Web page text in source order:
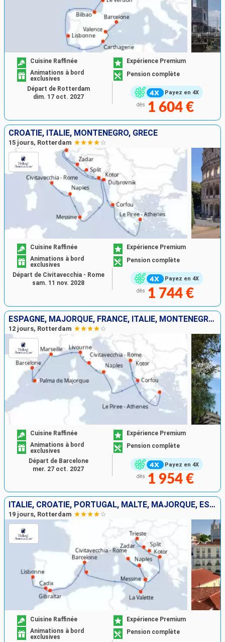
Payez en 4X
Cuisine Raffinée
Expérience Premium
Animations à bord
exclusives
Pension complète
dès 1 604 €
Départ de Rotterdam
dim. 17 oct. 2027
CROATIE, ITALIE, MONTÉNÉGRO, GRÈCE
15 jours, Rotterdam
Payez en 4X
Cuisine Raffinée
Expérience Premium
Animations à bord
exclusives
Pension complète
dès 1 744 €
Départ de Civitavecchia - Rome
sam. 11 nov. 2028
ESPAGNE, MAJORQUE, FRANCE, ITALIE, MONTÉNÉGRO, GRÈCE
12 jours, Rotterdam
Payez en 4X
Cuisine Raffinée
Expérience Premium
Animations à bord
exclusives
Pension complète
dès 1 954 €
Départ de Barcelone
mer. 27 oct. 2027
ITALIE, CROATIE, PORTUGAL, MALTE, MAJORQUE, ESPAGNE, GIBRALTAR, MONTÉNÉGRO
19 jours, Rotterdam
Cuisine Raffinée
Expérience Premium
Animations à bord
exclusives
Pension complète